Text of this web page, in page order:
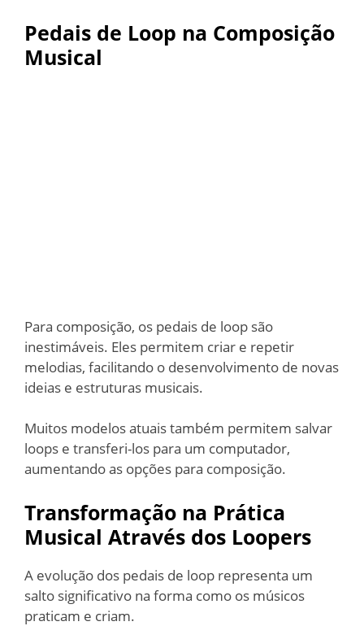
Pedais de Loop na Composição
Musical
Para composição, os pedais de loop são
inestimáveis. Eles permitem criar e repetir
melodias, facilitando o desenvolvimento de novas
ideias e estruturas musicais.
Muitos modelos atuais também permitem salvar
loops e transferi-los para um computador,
aumentando as opções para composição.
Transformação na Prática
Musical Através dos Loopers
A evolução dos pedais de loop representa um
salto significativo na forma como os músicos
praticam e criam.